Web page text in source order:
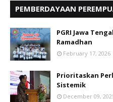
PEMBERDAYAAN
PGRI Jawa
Ramadhan
February 17, 2026
Prioritaskan
Sistemik
December 09,